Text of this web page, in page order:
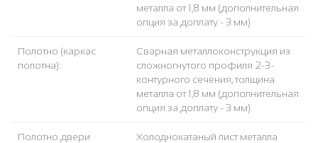
металла от 1,8 мм (дополнительная
опция за доплату - 3 мм)
Полотно (каркас
полотна):
Сварная металлоконструкция из
сложногнутого профиля 2-3-
контурного сечения, толщина
металла от 1,8 мм (дополнительная
опция за доплату - 3 мм)
Полотно двери
Холоднокатаный лист металла